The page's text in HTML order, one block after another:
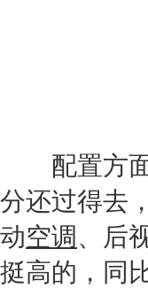
配置方面
分还过得去
动空调 、后
挺高的，同